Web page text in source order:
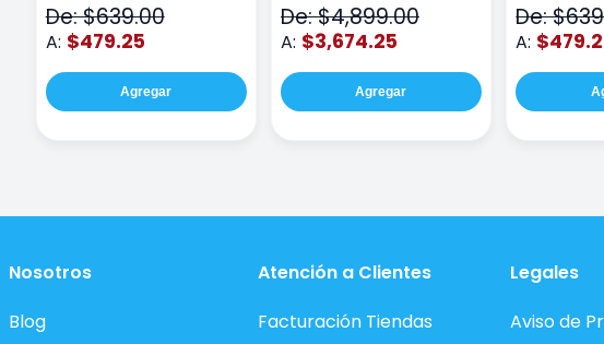
De: $639.00
A: $479.25
Agregar
De: $4,899.00
A: $3,674.25
Agregar
De:
A:
Nosotros
Blog
Atención a Clientes
Facturación Tiendas
Legales
Aviso de